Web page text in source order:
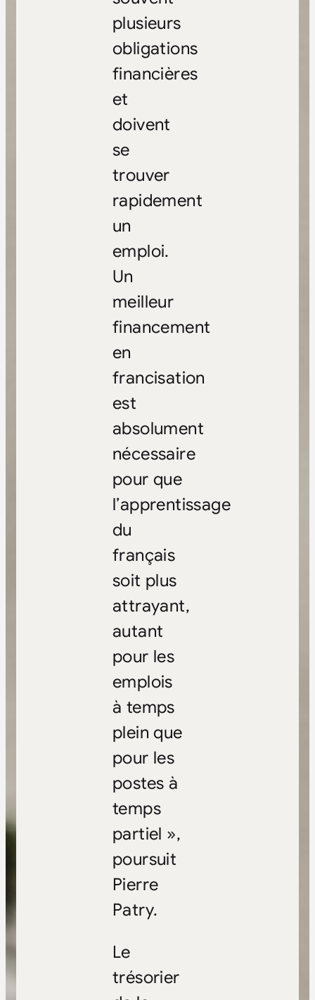
plusieurs
obligations
financières
et
doivent
se
trouver
rapidement
un
emploi.
Un
meilleur
financement
en
francisation
est
absolument
nécessaire
pour que
l’apprentissage
du
français
soit plus
attrayant,
autant
pour les
emplois
à temps
plein que
pour les
postes à
temps
partiel »,
poursuit
Pierre
Patry.
Le
trésorier